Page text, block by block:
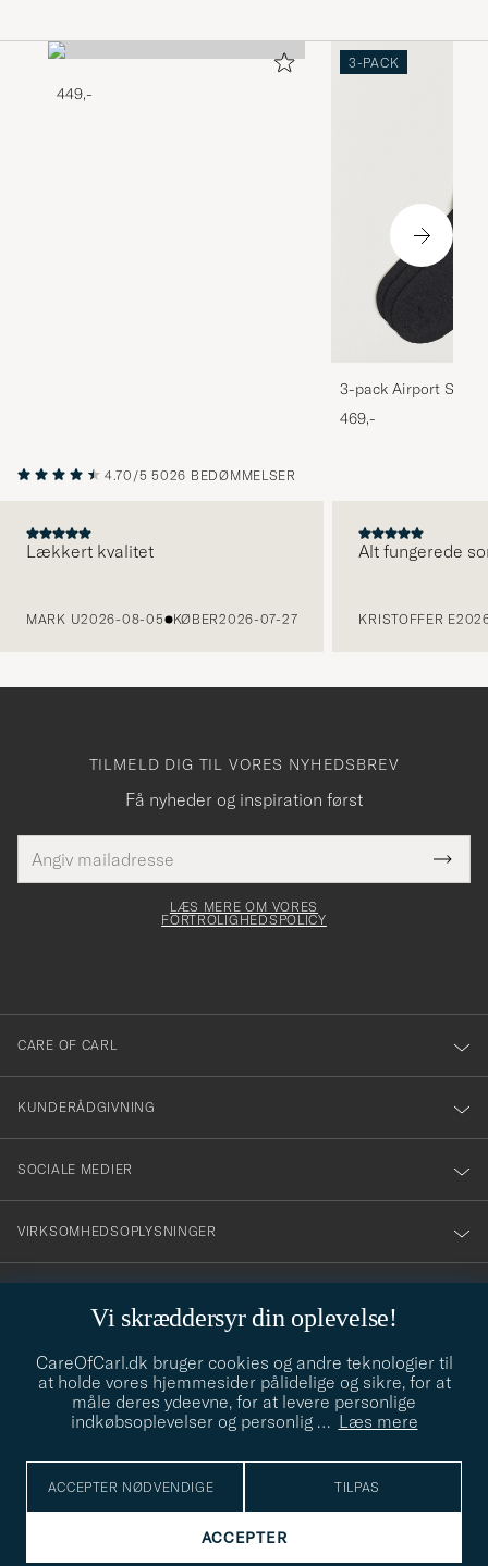
449,-
3-PACK
3-pack Airport
Melange
469,-
4.70/5 5026 BEDØMMELSER
Lækkert kvalitet
MARK U2026-08-05 KØBER2026-07-27
Alt fungerede
KRISTOFFER E
Vi skræddersyr din oplevelse!
CareOfCarl.dk bruger cookies og andre teknologier til
at holde vores hjemmesider pålidelige og sikre, for at
måle deres ydeevne, for at levere personlige
indkøbsoplevelser og personlig … Læs mere
ACCEPTER NØDVENDIGE TILPAS
ACCEPTER
TILMELD DIG TIL VORES NYHEDSBREV
Få nyheder og inspiration først
mailadresse
skal
Tack
för
dig
till
vårt
nyhetsbrev!
LÆS MERE OM VORES
FORTROLIGHEDSPOLICY
CARE OF CARL
KUNDERÅDGIVNING
SOCIALE MEDIER
VIRKSOMHEDSOPLYSNINGER
info@careofcarl.dk
Behøver du hjælp til at finde din stil? Lad os hjælpe dig, vi hjælper
gerne til!
STILRÅD